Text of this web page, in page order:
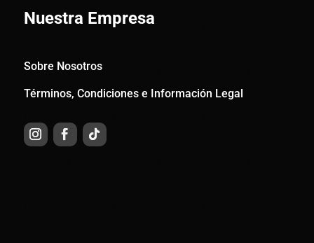
Nuestra Empresa
Sobre Nosotros
Términos, Condiciones e Información Legal